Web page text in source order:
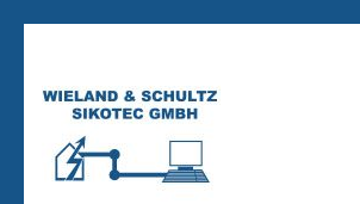
springen
(Eingabetaste
drücken)